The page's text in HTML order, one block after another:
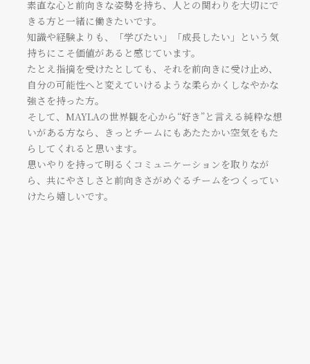
VIEW MORE
素直な心と前向きな姿勢を持ち、人との関わりを大切にで
きる方と一緒に働きたいです。
知識や経験よりも、「学びたい」「成長したい」という気
持ちにこそ価値があると感じています。
たとえ指摘を受けたとしても、それを前向きに受け止め、
自分の可能性へと変えていけるような柔らかくしなやかな
強さを持った方。
そして、MAYLAの世界観を心から“好き”と言える純粋な想
いがある方なら、きっとチームにもあたたかい空気をもた
らしてくれると思います。
思いやりを持って明るくコミュニケーションを取りなが
ら、共にやさしさと前向きさがめぐるチームをつくってい
けたら嬉しいです。